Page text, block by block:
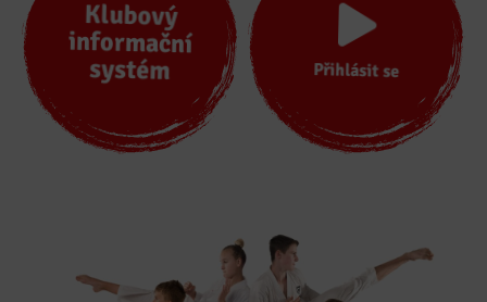
Klubový
informační
systém Přihlásit se